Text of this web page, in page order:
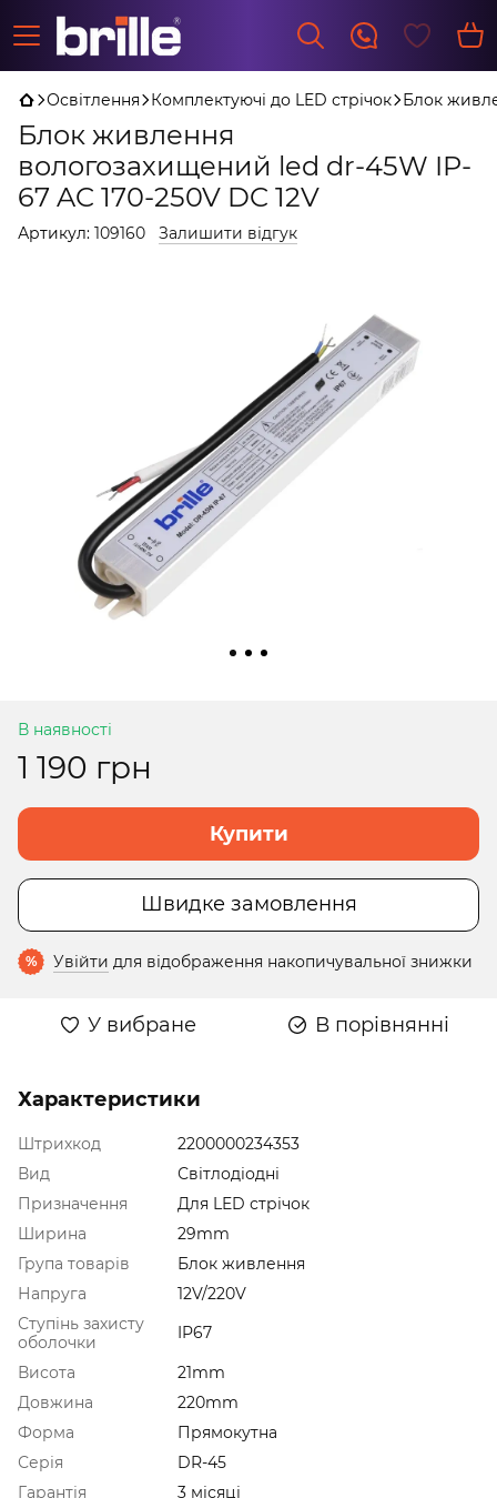
Освітлення Комплектуючі до LED стрічок Блок
Блок живлення
вологозахищений led dr-45W IP-
67 AC 170-250V DC 12V
Артикул: 109160 Залишити відгук
В наявності
1 190 грн
Купити
Швидке замовлення
% Увійти для відображення накопичувальної знижки
У вибране В порівнянні
Характеристики
Штрихкод
2200000234353
Вид
Світлодіодні
Призначення
Для LED стрічок
Ширина
29mm
Група товарів
Блок живлення
Напруга
12V/220V
Ступінь захисту
оболочки
IP67
Висота
21mm
Довжина
220mm
Форма
Прямокутна
Серія
DR-45
Гарантія
3 місяці